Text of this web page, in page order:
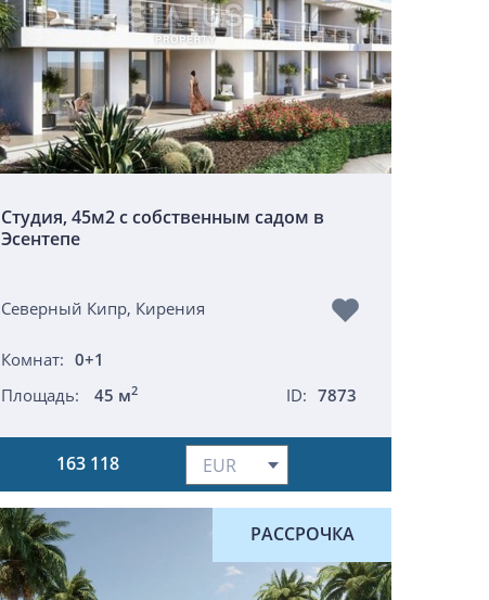
Студия, 45м2 с собственным садом в
Эсентепе
Северный Кипр, Кирения
Комнат: 0+1
Площадь:
45 м2 ID: 7873
163 118
РАССРОЧКА